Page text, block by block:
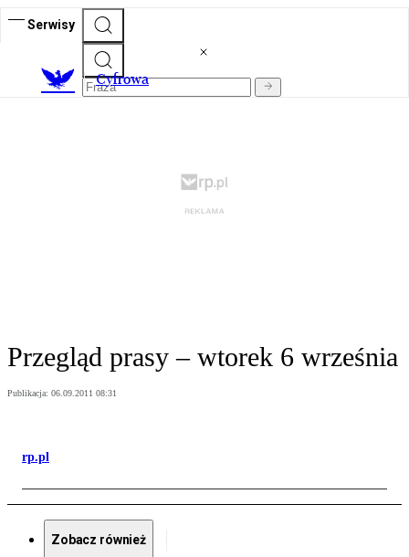
Serwisy
Cyfrowa
Przegląd prasy – wtorek 6 września
Publikacja: 06.09.2011 08:31
rp.pl
Zobacz również